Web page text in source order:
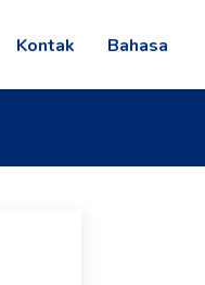
Kontak Bahasa